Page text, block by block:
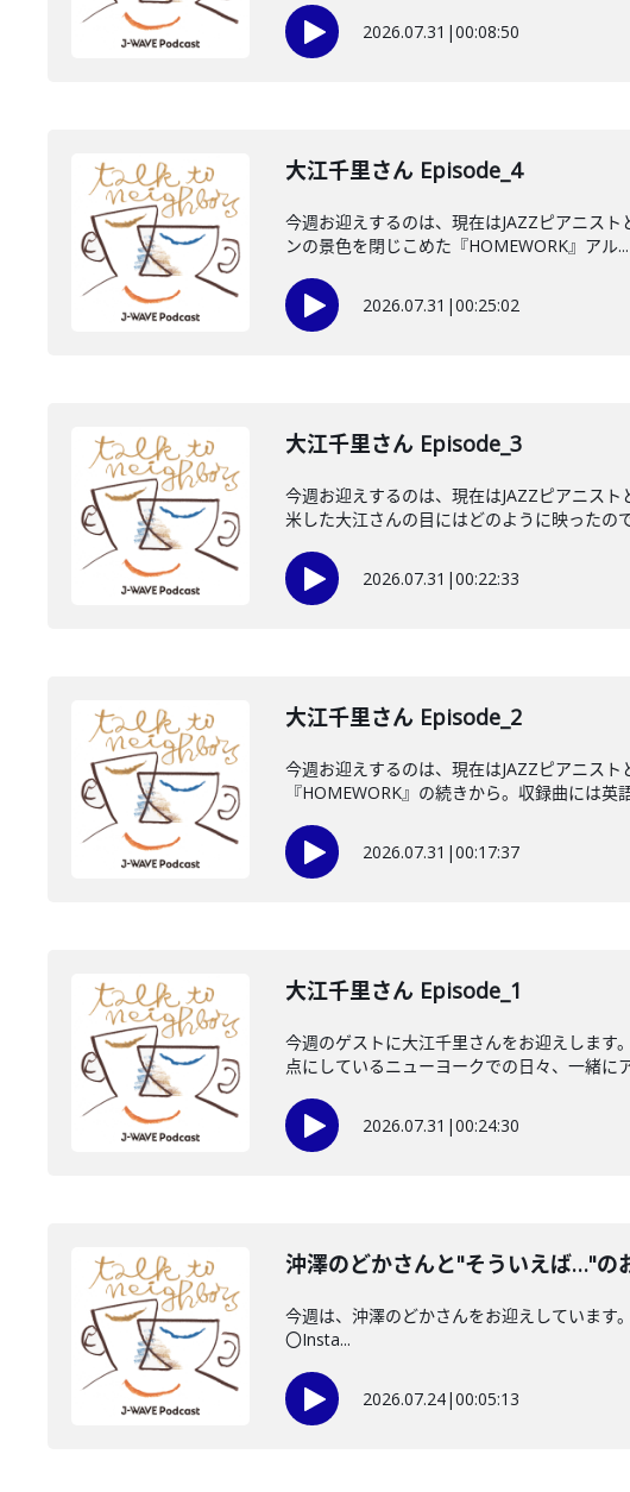
2026.07.31 |00:08:50
大江千里さん Episode_4
今週お迎えするのは、現在はJAZZピアニス
ンの景色を閉じこめた『HOMEWORK』アル...
2026.07.31 |00:25:02
大江千里さん Episode_3
今週お迎えするのは、現在はJAZZピアニス
米した大江さんの目にはどのように映ったの
2026.07.31 |00:22:33
大江千里さん Episode_2
今週お迎えするのは、現在はJAZZピアニス
『HOMEWORK』の続きから。収録曲には英
2026.07.31 |00:17:37
大江千里さん Episode_1
今週のゲストに大江千里さんをお迎えします
点にしているニューヨークでの日々、一緒に
2026.07.31 |00:24:30
沖澤のどかさんと"そういえば…"の
今週は、沖澤のどかさんをお迎えしていま
〇Insta...
2026.07.24|00:05:13